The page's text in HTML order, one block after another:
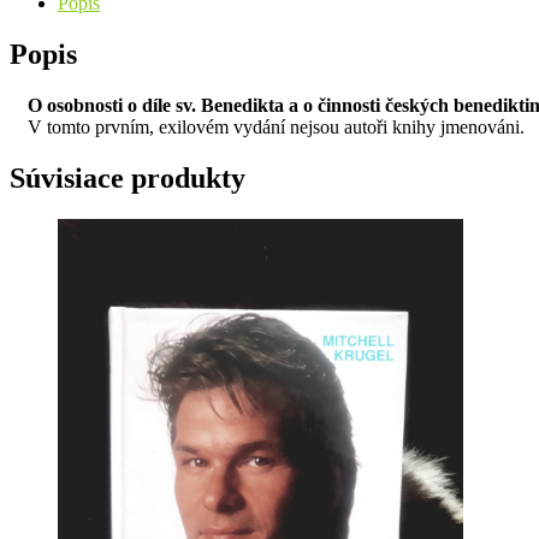
Popis
O osobnosti o díle sv. Benedikta a o činnosti českých
V tomto prvním, exilovém vydání nejsou autoři knihy jmenováni.
Súvisiace produkty